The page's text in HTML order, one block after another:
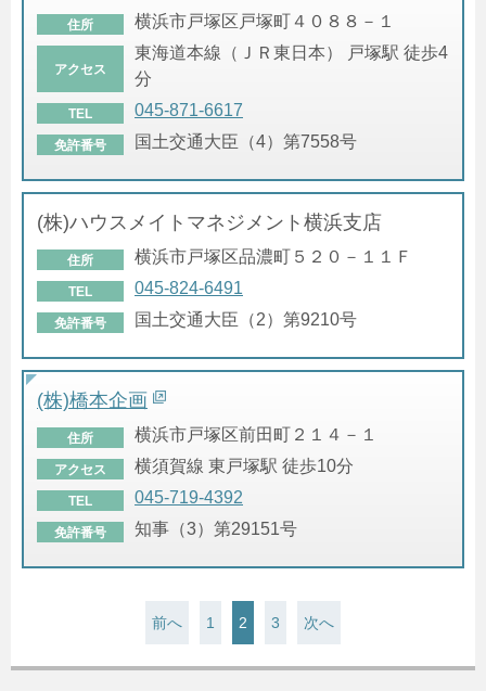
住所 横浜市戸塚区戸塚町４０８８－１
アクセス
東海道本線（ＪＲ東日本） 戸塚駅 徒歩4
分
TEL 045-871-6617
免許番号 国土交通大臣（4）第7558号
(株)ハウスメイトマネジメント横浜支店
住所 横浜市戸塚区品濃町５２０－１１Ｆ
TEL 045-824-6491
免許番号 国土交通大臣（2）第9210号
(株)橋本企画
住所 横浜市戸塚区前田町２１４－１
アクセス 横須賀線 東戸塚駅 徒歩10分
TEL 045-719-4392
免許番号 知事（3）第29151号
前へ 1 2 3 次へ